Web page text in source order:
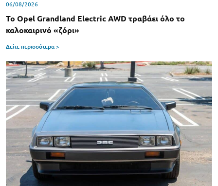
06/08/2026
Το Opel Grandland Electric AWD τραβάει όλο το
καλοκαιρινό «ζόρι»
Δείτε περισσότερα >